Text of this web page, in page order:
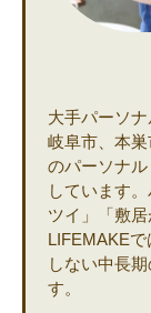
大手パーソ
岐阜市、本
のパーソナ
しています
ツイ」「敷
LIFEMAKE
しない中長
す。